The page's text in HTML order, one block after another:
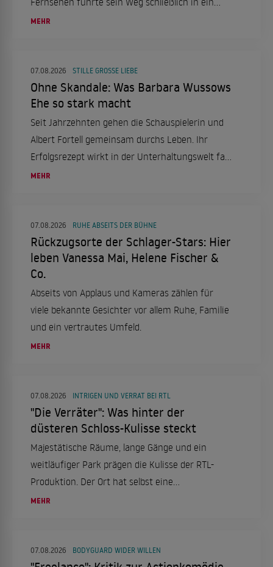
ganz neues Leben.
MEHR
07.08.2026 STILLE GROSSE LIEBE
Ohne Skandale: Was Barbara Wussows
Ehe so stark macht
Seit Jahrzehnten gehen die Schauspielerin und
Albert Fortell gemeinsam durchs Leben. Ihr
Erfolgsrezept wirkt in der Unterhaltungswelt fast
ungewöhnlich leise.
MEHR
07.08.2026 RUHE ABSEITS DER BÜHNE
Rückzugsorte der Schlager-Stars: Hier
leben Vanessa Mai, Helene Fischer &
Co.
Abseits von Applaus und Kameras zählen für
viele bekannte Gesichter vor allem Ruhe, Familie
und ein vertrautes Umfeld.
MEHR
07.08.2026 INTRIGEN UND VERRAT BEI RTL
"Die Verräter": Was hinter der
düsteren Schloss-Kulisse steckt
Majestätische Räume, lange Gänge und ein
weitläufiger Park prägen die Kulisse der RTL-
Produktion. Der Ort hat selbst eine
bemerkenswerte Vergangenheit.
MEHR
07.08.2026 BODYGUARD WIDER WILLEN